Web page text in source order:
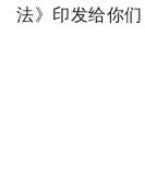
法》印发给你们